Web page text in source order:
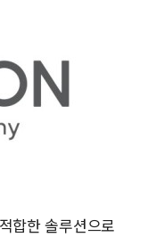
합한 솔루션으로